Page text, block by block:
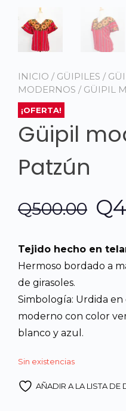
INICIO / GÜIPILES /
MODERNOS / GÜIPIL
¡OFERTA!
Güipil
Patzún
Q500.00 El
Q
Tejido hecho en
Hermoso bordado a
de girasoles.
Simbología: Urdida en
moderno con color
blanco y azul.
Sin existencias
AÑADIR A LA LISTA DE